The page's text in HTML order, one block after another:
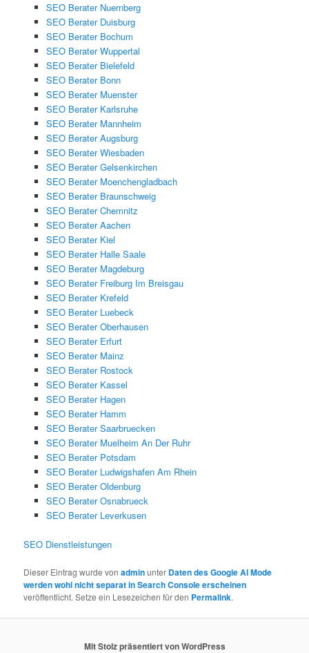
SEO Berater Nuernberg
SEO Berater Duisburg
SEO Berater Bochum
SEO Berater Wuppertal
SEO Berater Bielefeld
SEO Berater Bonn
SEO Berater Muenster
SEO Berater Karlsruhe
SEO Berater Mannheim
SEO Berater Augsburg
SEO Berater Wiesbaden
SEO Berater Gelsenkirchen
SEO Berater Moenchengladbach
SEO Berater Braunschweig
SEO Berater Chemnitz
SEO Berater Aachen
SEO Berater Kiel
SEO Berater Halle Saale
SEO Berater Magdeburg
SEO Berater Freiburg Im Breisgau
SEO Berater Krefeld
SEO Berater Luebeck
SEO Berater Oberhausen
SEO Berater Erfurt
SEO Berater Mainz
SEO Berater Rostock
SEO Berater Kassel
SEO Berater Hagen
SEO Berater Hamm
SEO Berater Saarbruecken
SEO Berater Muelheim An Der Ruhr
SEO Berater Potsdam
SEO Berater Ludwigshafen Am Rhein
SEO Berater Oldenburg
SEO Berater Osnabrueck
SEO Berater Leverkusen
SEO Dienstleistungen
Dieser Eintrag wurde vonadminunter Daten des Google AI Mode
werden wohl nicht separat in Search Console erscheinen
veröffentlicht. Setze ein Lesezeichen für den Permalink.
Mit Stolz präsentiert von WordPress